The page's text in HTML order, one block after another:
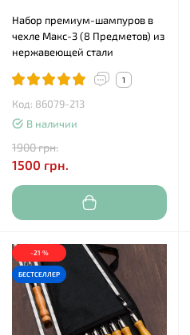
Набор премиум-шампуров в
чехле Макс-3 (8 Предметов) из
нержавеющей стали
1
Код: 86079-213
В наличии
1900 грн.
1500 грн.
-21 %
БЕСТСЕЛЛЕР